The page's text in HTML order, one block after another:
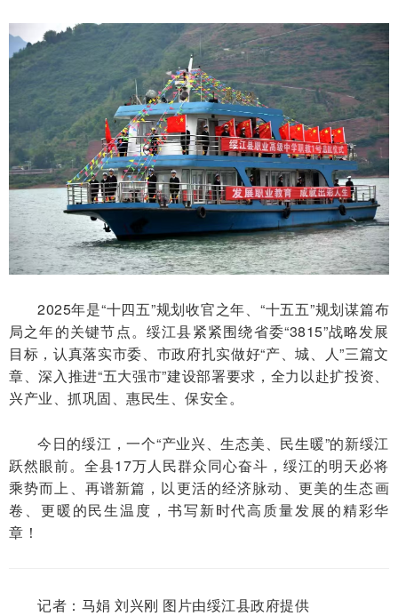
2025年是“十四五”规划收官之年、“十五五”规划谋篇布
局之年的关键节点。绥江县紧紧围绕省委“3815”战略发展
目标，认真落实市委、市政府扎实做好“产、城、人”三篇文
章、深入推进“五大强市”建设部署要求，全力以赴扩投资、
兴产业、抓巩固、惠民生、保安全。
今日的绥江，一个“产业兴、生态美、民生暖”的新绥江
跃然眼前。全县17万人民群众同心奋斗，绥江的明天必将
乘势而上、再谱新篇，以更活的经济脉动、更美的生态画
卷、更暖的民生温度，书写新时代高质量发展的精彩华
章！
记者：马娟 刘兴刚 图片由绥江县政府提供